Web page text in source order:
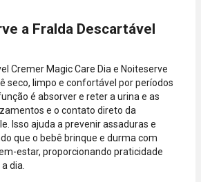
a Fralda Descartável
Cremer Magic Care Dia e Noiteserve
seco, limpo e confortável por períodos
é absorver e reter a urina e as
e o contato direto da
Isso ajuda a prevenir assaduras e
que o bebê brinque e durma com
estar, proporcionando praticidade
dia.